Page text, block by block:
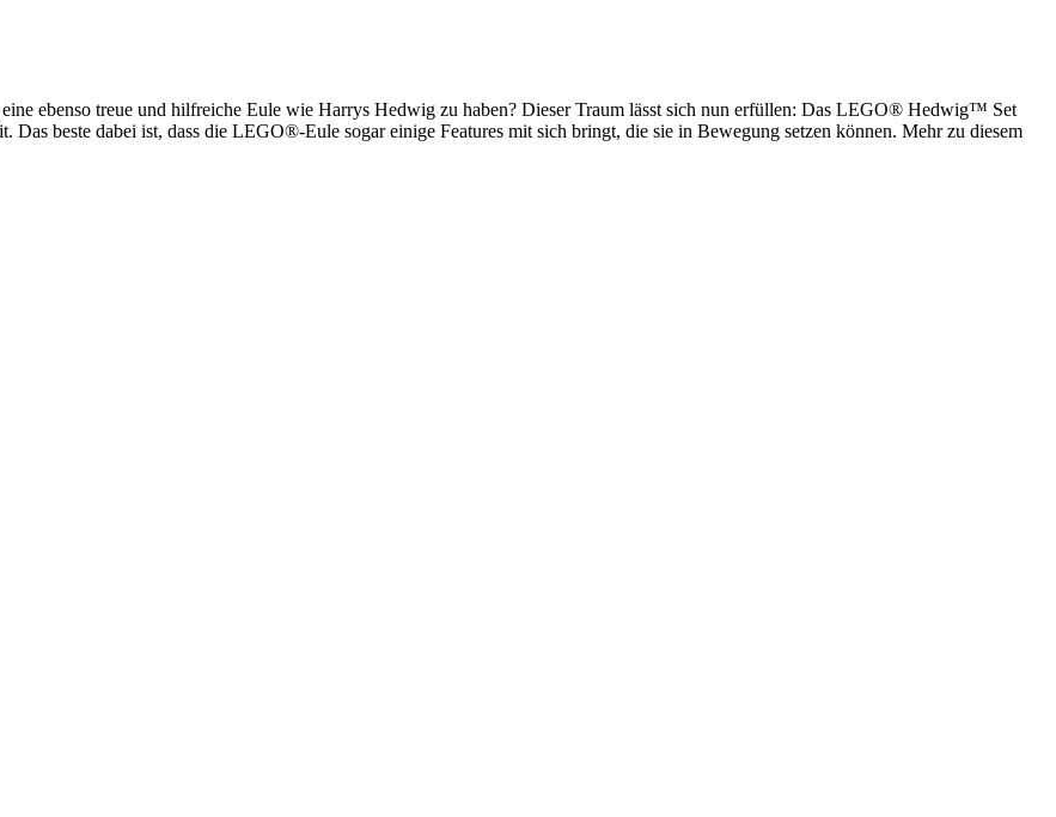
ebenso treue und hilfreiche Eule wie Harrys Hedwig zu haben? Dieser Traum lässt sich nun erfüllen: Das LEGO® Hedwig™ Set
beste dabei ist, dass die LEGO®-Eule sogar einige Features mit sich bringt, die sie in Bewegung setzen können. Mehr zu diesem